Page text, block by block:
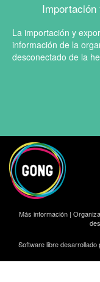
La importación y
información de la
desconectado de la
Más información |
Software libre